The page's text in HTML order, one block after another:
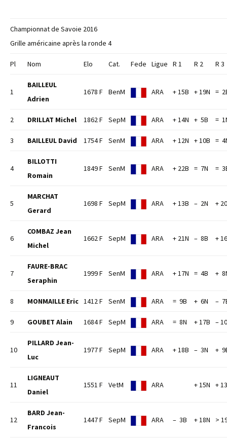
Championnat de Savoie 2016
Grille américaine après la ronde 4
Pl Nom Elo Cat. Fede Ligue R 1 R 2 R 3
1
BAILLEUL
Adrien
1678 F BenM ARA + 15B + 19N =
2 DRILLAT Michel 1862 F SepM ARA + 14N + 5B =
3 BAILLEUL David 1754 F SenM ARA + 12N + 10B =
4
BILLOTTI
Romain
1849 F SenM ARA + 22B = 7N =
5
MARCHAT
Gerard
1698 F SepM ARA + 13B – 2N +
6
COMBAZ Jean
Michel
1662 F SepM ARA + 21N – 8B +
7
FAURE-BRAC
Seraphin
1999 F SenM ARA + 17N = 4B +
8 MONMAILLE Eric 1412 F SenM ARA = 9B + 6N –
9 GOUBET Alain 1684 F SepM ARA = 8N + 17B –
10
PILLARD Jean-
Luc
1977 F SepM ARA + 18B – 3N +
11
LIGNEAUT
Daniel
1551 F VetM ARA + 15N +
12
BARD Jean-
Francois
1447 F SepM ARA – 3B + 18N >